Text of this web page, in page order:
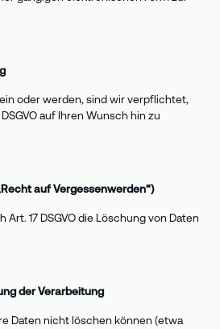
oder werden, sind wir verpflichtet,
auf Ihren Wunsch hin zu
auf Vergessenwerden“)
17 DSGVO die Löschung von Daten
der Verarbeitung
Daten nicht löschen können (etwa